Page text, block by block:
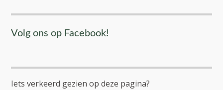
Volg ons op Facebook!
Iets verkeerd gezien op deze pagina?